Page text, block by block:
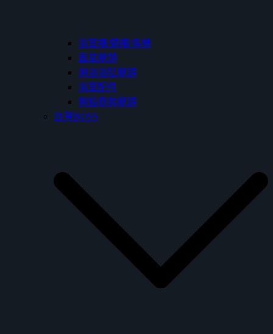
浴室櫃/鏡櫃/馬桶
面盆龍頭
淋浴浴缸龍頭
浴室配件
無鉛廚房龍頭
台灣BOSS